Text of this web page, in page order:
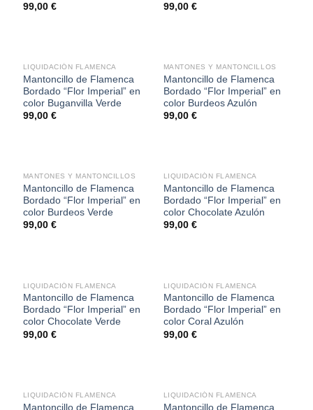
99,00 €
99,00 €
LIQUIDACIÓN FLAMENCA
Mantoncillo de Flamenca
Bordado “Flor Imperial” en
color Buganvilla Verde
99,00 €
SIN EXISTENCIAS
MANTONES Y MANTONCILLOS
Mantoncillo de Flamenca
Bordado “Flor Imperial” en
color Burdeos Azulón
99,00 €
SIN EXISTENCIAS
MANTONES Y MANTONCILLOS
Mantoncillo de Flamenca
Bordado “Flor Imperial” en
color Burdeos Verde
99,00 €
LIQUIDACIÓN FLAMENCA
Mantoncillo de Flamenca
Bordado “Flor Imperial” en
color Chocolate Azulón
99,00 €
LIQUIDACIÓN FLAMENCA
Mantoncillo de Flamenca
Bordado “Flor Imperial” en
color Chocolate Verde
99,00 €
LIQUIDACIÓN FLAMENCA
Mantoncillo de Flamenca
Bordado “Flor Imperial” en
color Coral Azulón
99,00 €
LIQUIDACIÓN FLAMENCA
Mantoncillo de Flamenca
LIQUIDACIÓN FLAMENCA
Mantoncillo de Flamenca